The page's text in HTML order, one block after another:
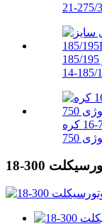
لاستیک داخلی خودرو کره‌ای سایز 185/195R14
تیوب داخلی لاستیک کامیون 750-16 کره
300-18